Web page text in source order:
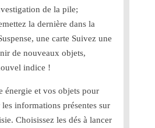
de la pile;
la dernière dans la
une carte Suivez une
de nouveaux objets,
indice !
énergie et vos objets pour
informations présentes sur
Choisissez les dés à lancer